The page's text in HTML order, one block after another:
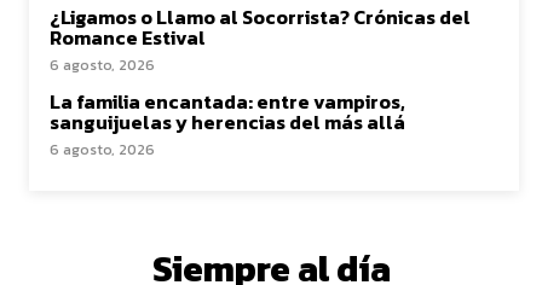
¿Ligamos o Llamo al Socorrista? Crónicas del
Romance Estival
6 agosto, 2026
La familia encantada: entre vampiros,
sanguijuelas y herencias del más allá
6 agosto, 2026
Siempre al día